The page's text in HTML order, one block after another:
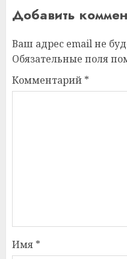
Добавить
Ваш адрес email не
Обязательные поля
Комментарий *
Имя *